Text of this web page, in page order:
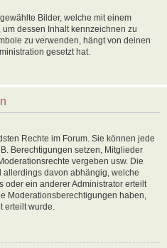
Bilder, welche mit einem
dessen Inhalt kennzeichnen zu
zu verwenden, hängt von deinen
gesetzt hat.
Rechte im Forum. Sie können jede
Berechtigungen setzen, Mitglieder
vergeben usw. Die
allerdings davon abhängig, welche
oder ein anderer Administrator erteilt
Moderationsberechtigungen haben,
erteilt wurde.